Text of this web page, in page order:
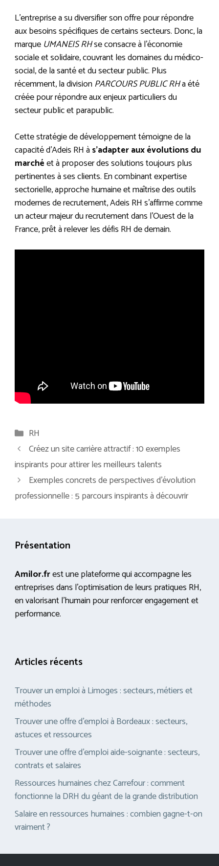
L’entreprise a su diversifier son offre pour répondre
aux besoins spécifiques de certains secteurs. Donc, la
marque UMANEIS RHse consacre à l’économie
sociale et solidaire, couvrant les domaines du médico-
social, de la santé et du secteur public. Plus
récemment, la divisionPARCOURS PUBLIC RHa été
créée pour répondre aux enjeux particuliers du
secteur public et parapublic.
Cette stratégie de développement témoigne de la
capacité d’Adeis RH às’adapter aux évolutions du
marchéet à proposer des solutions toujours plus
pertinentes à ses clients. En combinant expertise
sectorielle, approche humaine et maîtrise des outils
modernes de recrutement, Adeis RH s’affirme comme
un acteur majeur du recrutement dans l’Ouest de la
France, prêt à relever les défis RH de demain.
Catégories
RH
Créez un site carrière attractif : 10 exemples
inspirants pour attirer les meilleurs talents
Exemples concrets de perspectives d’évolution
professionnelle : 5 parcours inspirants à découvrir
Présentation
Amilor.frest une plateforme qui accompagne les
entreprises dans l’optimisation de leurs pratiques RH,
en valorisant l’humain pour renforcer engagement et
performance.
Articles récents
Trouver un emploi à Limoges : secteurs, métiers et
méthodes
Trouver une offre d’emploi à Bordeaux : secteurs,
astuces et ressources
Trouver une offre d’emploi aide-soignante : secteurs,
contrats et salaires
Ressources humaines chez Carrefour : comment
fonctionne la DRH du géant de la grande distribution
Salaire en ressources humaines : combien gagne-t-on
vraiment ?